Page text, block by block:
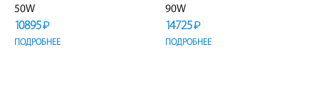
50W
10895₽
ПОДРОБНЕЕ
90W
14725₽
ПОДРОБНЕЕ